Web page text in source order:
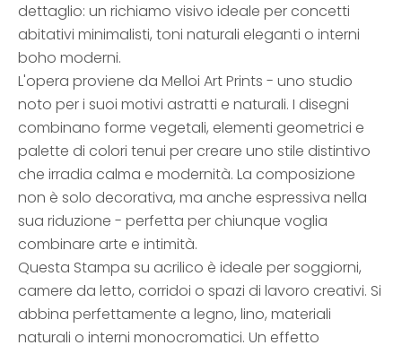
dettaglio: un richiamo visivo ideale per concetti
abitativi minimalisti, toni naturali eleganti o interni
boho moderni.
L'opera proviene da Melloi Art Prints - uno studio
noto per i suoi motivi astratti e naturali. I disegni
combinano forme vegetali, elementi geometrici e
palette di colori tenui per creare uno stile distintivo
che irradia calma e modernità. La composizione
non è solo decorativa, ma anche espressiva nella
sua riduzione - perfetta per chiunque voglia
combinare arte e intimità.
Questa Stampa su acrilico è ideale per soggiorni,
camere da letto, corridoi o spazi di lavoro creativi. Si
abbina perfettamente a legno, lino, materiali
naturali o interni monocromatici. Un effetto